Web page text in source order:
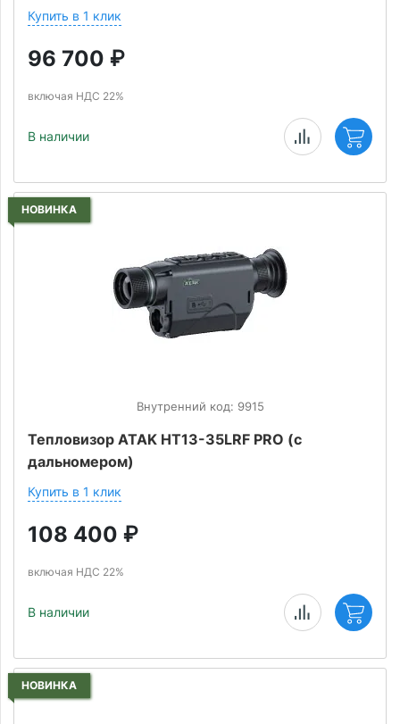
Купить в 1 клик
96 700 ₽
включая НДС 22%
В наличии
НОВИНКА
Внутренний код: 9915
Тепловизор ATAK HT13-35LRF PRO (с
дальномером)
Купить в 1 клик
108 400 ₽
включая НДС 22%
В наличии
НОВИНКА